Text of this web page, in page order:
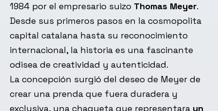
1984 por el empresario suizo Thomas Meyer.
Desde sus primeros pasos en la cosmopolita
capital catalana hasta su reconocimiento
internacional, la historia es una fascinante
odisea de creatividad y autenticidad.
La concepción surgió del deseo de Meyer de
crear una prenda que fuera duradera y
exclusiva, una chaqueta que representara un